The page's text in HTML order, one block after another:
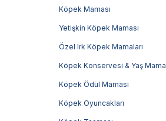
Köpek Maması
Yetişkin Köpek Maması
Özel Irk Köpek Mamaları
Köpek Konservesi & Yaş Mama
Köpek Ödül Maması
Köpek Oyuncakları